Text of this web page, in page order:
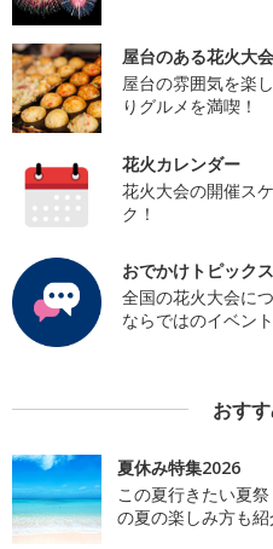
屋台のある花火大
屋台の雰囲気を楽
りグルメを満喫！
花火カレンダー
花火大会の開催ス
ク！
おでかけトピックス
全国の花火大会に
ならではのイベン
おす
夏休み特集2026
この夏行きたい夏
の夏の楽しみ方も紹